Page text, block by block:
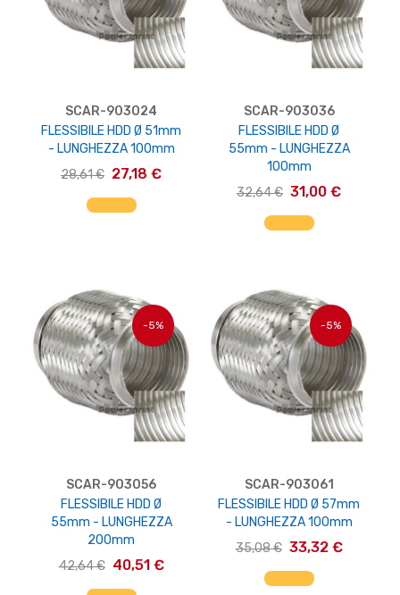
SCAR-903024
FLESSIBILE HDD Ø 51mm
- LUNGHEZZA 100mm
28,61 € 27,18 €
AGGIUNGI AL CARRELLO
SCAR-903036
FLESSIBILE HDD Ø
55mm - LUNGHEZZA
100mm
32,64 € 31,00 €
AGGIUNGI AL CARRELLO
-5%
SCAR-903056
FLESSIBILE HDD Ø
55mm - LUNGHEZZA
200mm
42,64 € 40,51 €
AGGIUNGI AL CARRELLO
-5%
SCAR-903061
FLESSIBILE HDD Ø 57mm
- LUNGHEZZA 100mm
35,08 € 33,32 €
AGGIUNGI AL CARRELLO